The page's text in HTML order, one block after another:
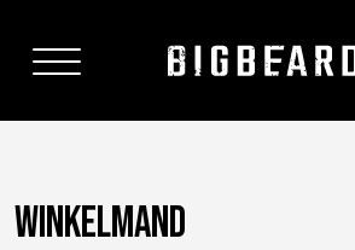
content
Winkelmand